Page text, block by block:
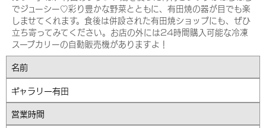
でジューシー♡彩り豊かな野菜とともに、有田焼の器が目でも楽
しませてくれます。食後は併設された有田焼ショップにも、ぜひ
立ち寄ってみてください。お店の外には24時間購入可能な冷凍
スープカリーの自動販売機がありますよ！
名前
ギャラリー有田
営業時間